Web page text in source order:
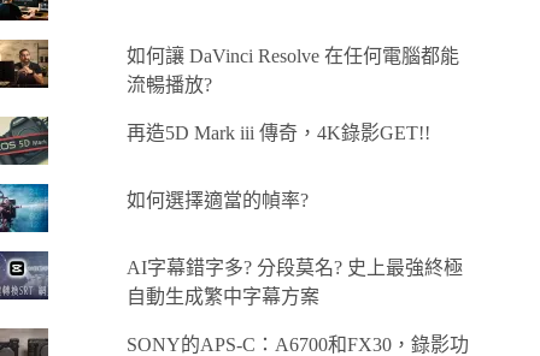
如何讓 DaVinci Resolve 在任何電腦都能
流暢播放?
再造5D Mark iii 傳奇，4K錄影GET!!
如何選擇適當的幀率?
AI字幕錯字多? 分段莫名? 史上最強終極
自動生成繁中字幕方案
SONY的APS-C：A6700和FX30，錄影功